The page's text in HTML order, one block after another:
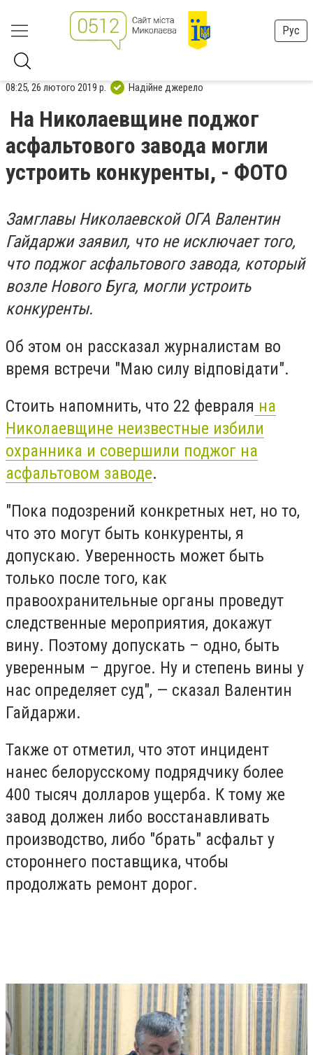
Рус
08:25, 26 лютого 2019 р. Надійне джерело
На Николаевщине поджог
асфальтового завода могли
устроить конкуренты, - ФОТО
Замглавы Николаевской ОГА Валентин
Гайдаржи заявил, что не исключает того,
что поджог асфальтового завода, который
возле Нового Буга, могли устроить
конкуренты.
Об этом он рассказал журналистам во
время встречи "Маю силу відповідати".
Стоить напомнить, что 22 февраля на
Николаевщине неизвестные избили
охранника и совершили поджог на
асфальтовом заводе.
"Пока подозрений конкретных нет, но то,
что это могут быть конкуренты, я
допускаю. Уверенность может быть
только после того, как
правоохранительные органы проведут
следственные мероприятия, докажут
вину. Поэтому допускать – одно, быть
уверенным – другое. Ну и степень вины у
нас определяет суд", — сказал Валентин
Гайдаржи.
Также от отметил, что этот инцидент
нанес белорусскому подрядчику более
400 тысяч долларов ущерба. К тому же
завод должен либо восстанавливать
производство, либо "брать" асфальт у
стороннего поставщика, чтобы
продолжать ремонт дорог.